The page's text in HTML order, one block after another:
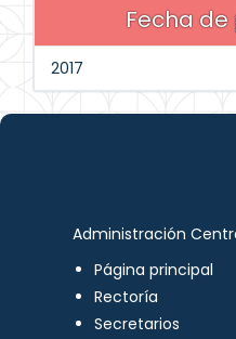
Fecha
2017
Administración
Página principal
Rectoría
Secretarios